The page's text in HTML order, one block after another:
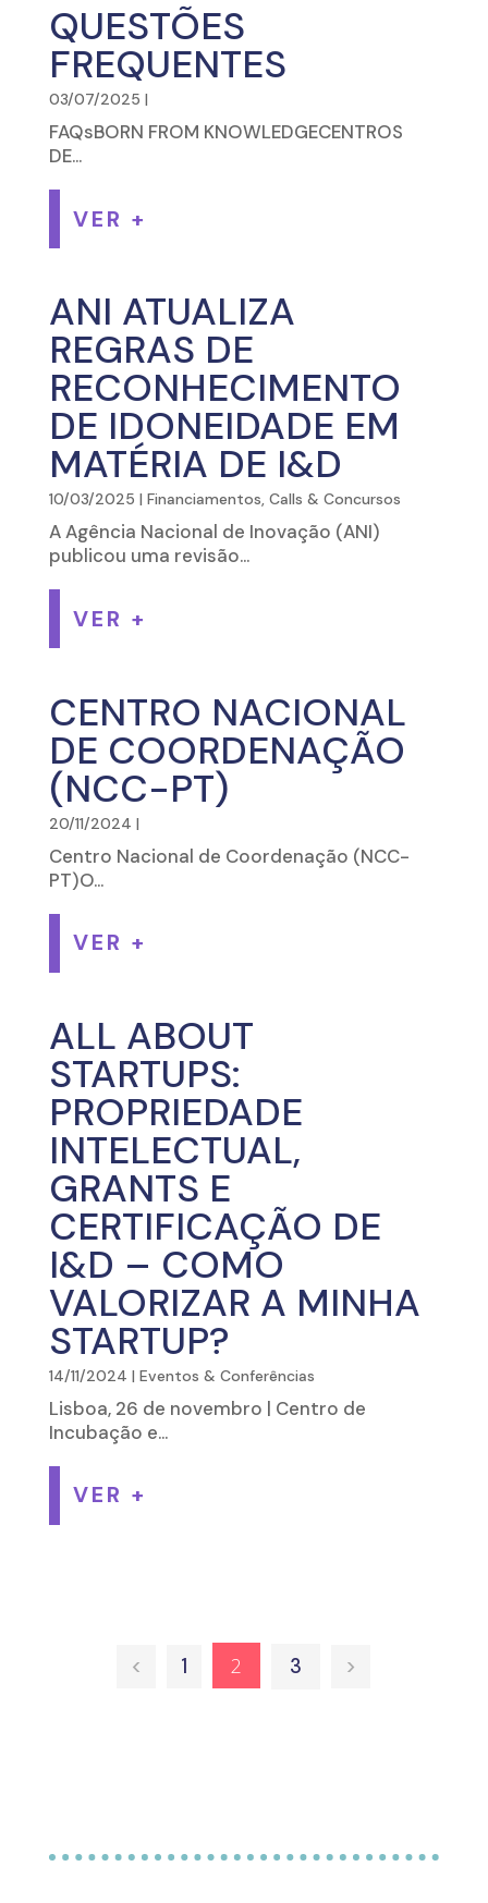
QUESTÕES
FREQUENTES
03/07/2025 |
FAQsBORN FROM KNOWLEDGECENTROS
DE...
VER +
ANI ATUALIZA
REGRAS DE
RECONHECIMENTO
DE IDONEIDADE EM
MATÉRIA DE I&D
10/03/2025 | Financiamentos, Calls & Concursos
A Agência Nacional de Inovação (ANI)
publicou uma revisão...
VER +
CENTRO NACIONAL
DE COORDENAÇÃO
(NCC-PT)
20/11/2024 |
Centro Nacional de Coordenação (NCC-
PT)O...
VER +
ALL ABOUT
STARTUPS:
PROPRIEDADE
INTELECTUAL,
GRANTS E
CERTIFICAÇÃO DE
I&D – COMO
VALORIZAR A MINHA
STARTUP?
14/11/2024 | Eventos & Conferências
Lisboa, 26 de novembro | Centro de
Incubação e...
VER +
< 1 2 3 >